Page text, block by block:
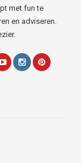
met fun te
en adviseren.